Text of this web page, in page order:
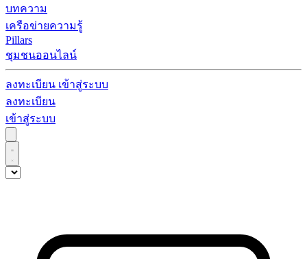
บทความ
เครือข่ายความรู้
Pillars
ชุมชนออนไลน์
ลงทะเบียน เข้าสู่ระบบ
ลงทะเบียน
เข้าสู่ระบบ